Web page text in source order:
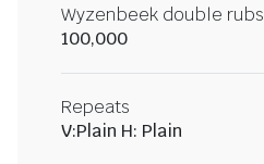
Wyzenbeek double rubs
100,000
Repeats
V:Plain H: Plain